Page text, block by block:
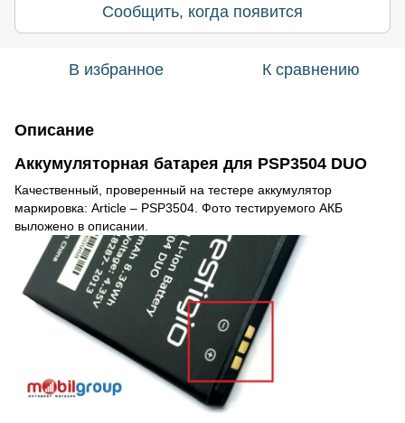
Сообщить, когда появится
В избранное К сравнению
Описание
Аккумуляторная батарея для PSP3504 DUO
Качественный, проверенный на тестере аккумулятор
маркировка: Article – PSP3504. Фото тестируемого АКБ
выложено в описании.